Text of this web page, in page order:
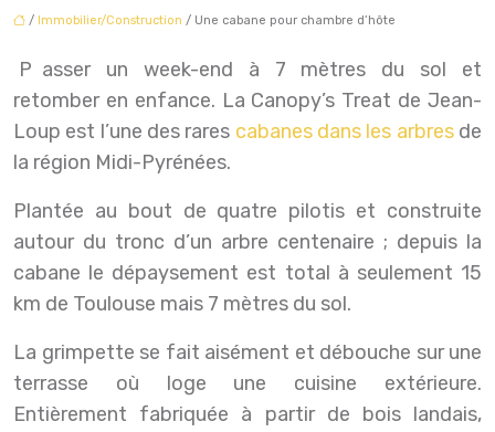
/ Immobilier/Construction / Une cabane pour chambre d’hôte
Passer un week-end à 7 mètres du sol et
retomber en enfance. La Canopy’s Treat de Jean-
Loup est l’une des rares cabanes dans les arbresde
la région Midi-Pyrénées.
Plantée au bout de quatre pilotis et construite
autour du tronc d’un arbre centenaire ; depuis la
cabane le dépaysement est total à seulement 15
km de Toulouse mais 7 mètres du sol.
La grimpette se fait aisément et débouche sur une
terrasse où loge une cuisine extérieure.
Entièrement fabriquée à partir de bois landais,